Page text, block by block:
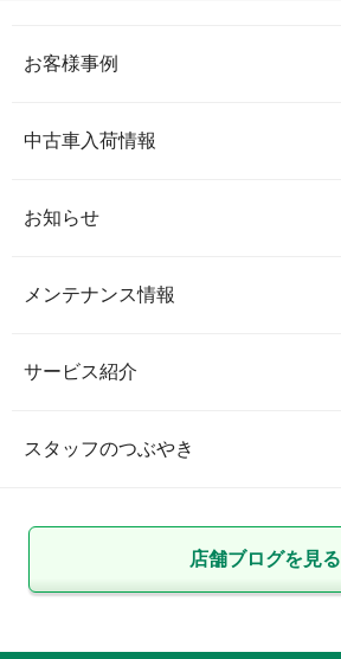
お客様事例
中古車入荷情報
お知らせ
メンテナンス情報
サービス紹介
スタッフのつぶやき
店舗ブログを見る